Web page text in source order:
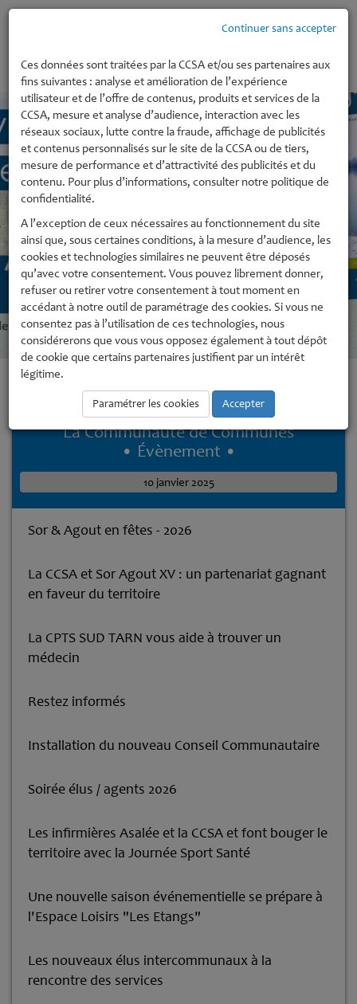
MENU
Accueil La Communauté de Communes
Trait d'Union 2025
La Communauté de Communes
• Évènement •
10 janvier 2025
Sor & Agout en fêtes - 2026
La CCSA et Sor Agout XV : un partenariat gagnant
en faveur du territoire
La CPTS SUD TARN vous aide à trouver un
médecin
Restez informés
Installation du nouveau Conseil Communautaire
Soirée élus / agents 2026
Les infirmières Asalée et la CCSA et font bouger le
territoire avec la Journée Sport Santé
Une nouvelle saison événementielle se prépare à
l'Espace Loisirs "Les Etangs"
Les nouveaux élus intercommunaux à la
rencontre des services
Continuer sans accepter
Ces données sont traitées par la CCSA et/ou ses partenaires aux
fins suivantes : analyse et amélioration de l’expérience
utilisateur et de l’offre de contenus, produits et services de la
CCSA, mesure et analyse d’audience, interaction avec les
réseaux sociaux, lutte contre la fraude, affichage de publicités
et contenus personnalisés sur le site de la CCSA ou de tiers,
mesure de performance et d’attractivité des publicités et du
contenu. Pour plus d’informations, consulter notre politique de
confidentialité.
A l’exception de ceux nécessaires au fonctionnement du site
ainsi que, sous certaines conditions, à la mesure d’audience, les
cookies et technologies similaires ne peuvent être déposés
qu’avec votre consentement. Vous pouvez librement donner,
refuser ou retirer votre consentement à tout moment en
accédant à notre outil de paramétrage des cookies. Si vous ne
consentez pas à l’utilisation de ces technologies, nous
considérerons que vous vous opposez également à tout dépôt
de cookie que certains partenaires justifient par un intérêt
légitime.
Paramétrer les cookies Accepter